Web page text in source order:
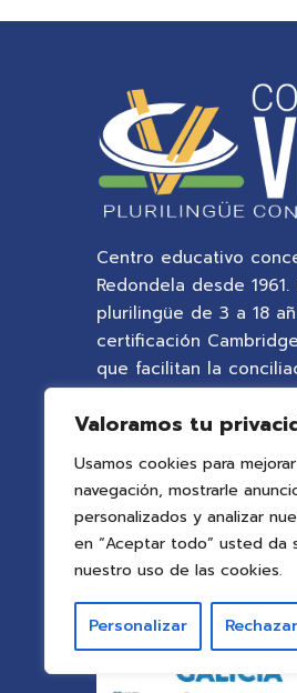
Valoramos tu
Usamos cookies para
navegación, mostrarle
personalizados y analizar
en “Aceptar todo” usted da
nuestro uso de las cookies.
Personalizar
Centro educativo
Redondela desde
plurilingüe de 3 a 18
certificación
que facilitan la